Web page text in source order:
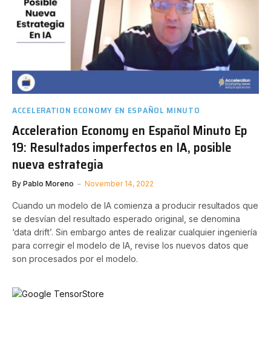
ACCELERATION ECONOMY EN ESPAÑOL MINUTO
Acceleration Economy en Español Minuto Ep
19: Resultados imperfectos en IA, posible
nueva estrategia
By Pablo Moreno November 14, 2022
Cuando un modelo de IA comienza a producir resultados que
se desvían del resultado esperado original, se denomina
‘data drift’. Sin embargo antes de realizar cualquier ingeniería
para corregir el modelo de IA, revise los nuevos datos que
son procesados por el modelo.